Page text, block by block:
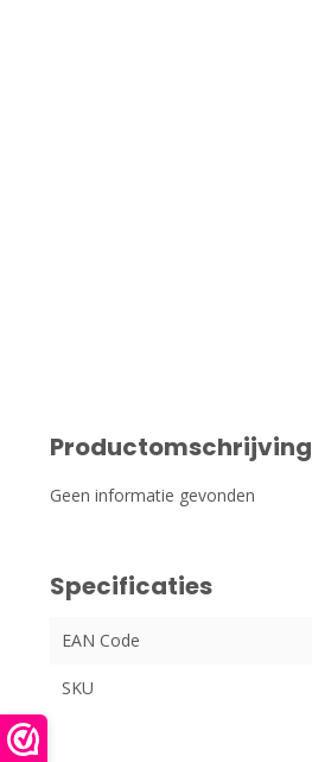
Productomschrijving
Geen informatie gevonden
Specificaties
EAN Code
SKU